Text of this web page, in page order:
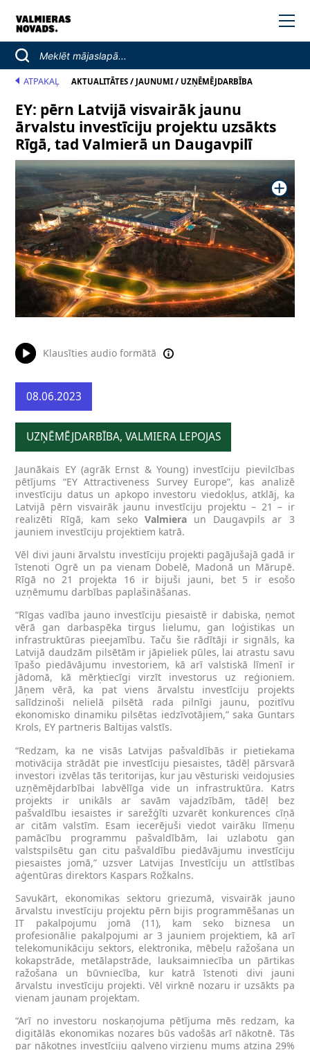
ATPAKAĻ AKTUALITĀTES/ JAUNUMI/ UZŅĒMĒJDARBĪBA
EY: pērn Latvijā visvairāk jaunu
ārvalstu investīciju projektu uzsākts
Rīgā, tad Valmierā un Daugavpilī
Klausīties audio formātā
08.06.2023
UZŅĒMĒJDARBĪBA, VALMIERA LEPOJAS
Jaunākais EY (agrāk Ernst & Young) investīciju pievilcības
pētījums “EY Attractiveness Survey Europe”, kas analizē
investīciju datus un apkopo investoru viedokļus, atklāj, ka
Latvijā pērn visvairāk jaunu investīciju projektu – 21 – ir
realizēti Rīgā, kam seko Valmiera un Daugavpils ar 3
jauniem investīciju projektiem katrā.
Vēl divi jauni ārvalstu investīciju projekti pagājušajā gadā ir
īstenoti Ogrē un pa vienam Dobelē, Madonā un Mārupē.
Rīgā no 21 projekta 16 ir bijuši jauni, bet 5 ir esošo
uzņēmumu darbības paplašināšanas.
“Rīgas vadība jauno investīciju piesaistē ir dabiska, ņemot
vērā gan darbaspēka tirgus lielumu, gan loģistikas un
infrastruktūras pieejamību. Taču šie rādītāji ir signāls, ka
Latvijā daudzām pilsētām ir jāpieliek pūles, lai atrastu savu
īpašo piedāvājumu investoriem, kā arī valstiskā līmenī ir
jādomā, kā mērķtiecīgi virzīt investorus uz reģioniem.
Jāņem vērā, ka pat viens ārvalstu investīciju projekts
salīdzinoši nelielā pilsētā rada pilnīgi jaunu, pozitīvu
ekonomisko dinamiku pilsētas iedzīvotājiem,” saka Guntars
Krols, EY partneris Baltijas valstīs.
“Redzam, ka ne visās Latvijas pašvaldībās ir pietiekama
motivācija strādāt pie investīciju piesaistes, tādēļ pārsvarā
investori izvēlas tās teritorijas, kur jau vēsturiski veidojusies
uzņēmējdarbībai labvēlīga vide un infrastruktūra. Katrs
projekts ir unikāls ar savām vajadzībām, tādēļ bez
pašvaldību iesaistes ir sarežģīti uzvarēt konkurences cīņā
ar citām valstīm. Esam iecerējuši viedot vairāku līmeņu
pamācību programmu pašvaldībām, lai uzlabotu gan
valstspilsētu gan citu pašvaldību piedāvājumu investīciju
piesaistes jomā,” uzsver Latvijas Investīciju un attīstības
aģentūras direktors Kaspars Rožkalns.
Savukārt, ekonomikas sektoru griezumā, visvairāk jauno
ārvalstu investīciju projektu pērn bijis programmēšanas un
IT pakalpojumu jomā (11), kam seko biznesa un
profesionālie pakalpojumi ar 3 jauniem projektiem, kā arī
telekomunikāciju sektors, elektronika, mēbeļu ražošana un
kokapstrāde, metālapstrāde, lauksaimniecība un pārtikas
ražošana un būvniecība, kur katrā īstenoti divi jauni
ārvalstu investīciju projekti. Vēl virknē nozaru ir uzsākts pa
vienam jaunam projektam.
“Arī no investoru noskaņojuma pētījuma mēs redzam, ka
digitālās ekonomikas nozares būs vadošās arī nākotnē. Tās
par nākotnes investīciju galveno virzienu mums atzina 29%